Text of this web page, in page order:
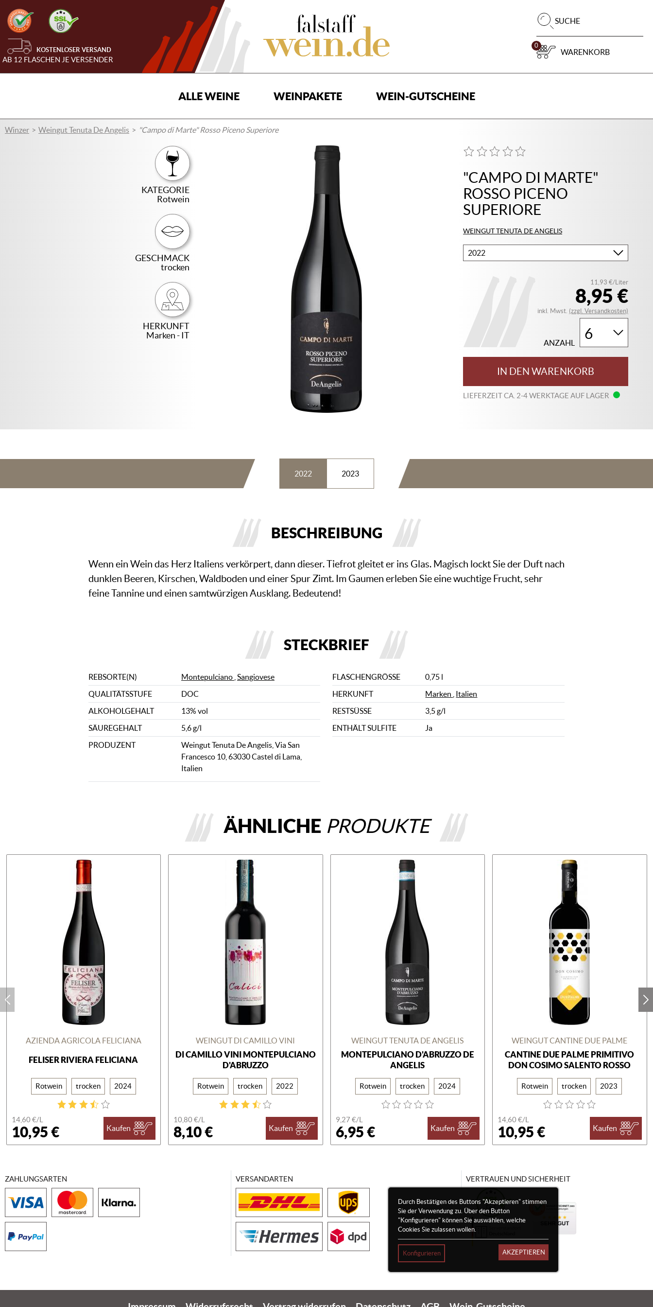
KOSTENLOSER VERSAND
AB 12 FLASCHEN JE VERSENDER
SUCHE
0
WARENKORB
ALLE WEINE WEINPAKETE WEIN-GUTSCHEINE
Winzer Weingut Tenuta De Angelis "Campo di Marte" Rosso Piceno Superiore
KATEGORIE
Rotwein
GESCHMACK
trocken
HERKUNFT
Marken - IT
"CAMPO DI MARTE"
ROSSO PICENO
SUPERIORE
WEINGUT TENUTA DE ANGELIS
Bitte
wählen
8,95 €
11,93 €/Liter
inkl. Mwst. (zzgl. Versandkosten)
ANZAHL
IN DEN WARENKORB
LIEFERZEIT CA. 2-4 WERKTAGE AUF LAGER
2022 2023
BESCHREIBUNG
Wenn ein Wein das Herz Italiens verkörpert, dann dieser. Tiefrot gleitet er ins Glas. Magisch lockt Sie der Duft nach
dunklen Beeren, Kirschen, Waldboden und einer Spur Zimt. Im Gaumen erleben Sie eine wuchtige Frucht, sehr
feine Tannine und einen samtwürzigen Ausklang. Bedeutend!
STECKBRIEF
REBSORTE(N) Montepulciano Sangiovese FLASCHENGRÖSSE
0,75 l
QUALITÄTSSTUFE
DOC HERKUNFT Marken
Italien
ALKOHOLGEHALT
13% vol RESTSÜSSE
3,5 g/l
SÄUREGEHALT
5,6 g/l ENTHÄLT SULFITE
Ja
PRODUZENT
Weingut Tenuta De Angelis, Via San
Francesco 10, 63030 Castel di Lama,
Italien
ÄHNLICHE PRODUKTE
AZIENDA AGRICOLA FELICIANA
FELISER RIVIERA FELICIANA
Rotwein trocken 2024
14,60 €/L
10,95 € Kaufen
WEINGUT DI CAMILLO VINI
DI CAMILLO VINI MONTEPULCIANO
D'ABRUZZO
Rotwein trocken 2022
10,80 €/L
8,10 € Kaufen
WEINGUT TENUTA DE ANGELIS
MONTEPULCIANO D'ABRUZZO DE
ANGELIS
Rotwein trocken 2024
9,27 €/L
6,95 € Kaufen
WEINGUT CANTINE DUE PALME
CANTINE DUE PALME PRIMITIVO
DON COSIMO SALENTO ROSSO
Rotwein trocken 2023
14,60 €/L
10,95 € Kaufen
Durch Bestätigen des Buttons "Akzeptieren" stimmen
Sie der Verwendung zu. Über den Button
"Konfigurieren" können Sie auswählen, welche
Cookies Sie zulassen wollen.
Konfigurieren AKZEPTIEREN
ZAHLUNGSARTEN VERSANDARTEN VERTRAUEN UND SICHERHEIT